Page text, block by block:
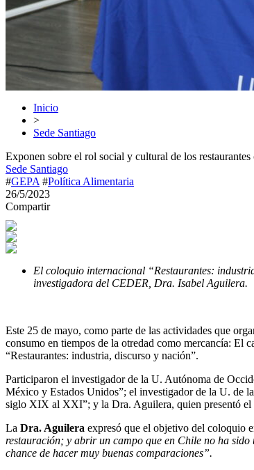
Inicio
>
Sede Santiago
Exponen sobre el rol social y cultural de los
Sede Santiago
#GEPA #Política Alimentaria
26/5/2023
Compartir
El coloquio internacional “Restaurantes:
investigadora del CEDER, Dra. Isabel Aguilera.
Este 25 de mayo, como parte de las actividades que
consumo en tiempos de la otredad como mercancía: El
“Restaurantes: industria, discurso y nación”.
Participaron el investigador de la U. Autónoma de
México y Estados Unidos”; el investigador de la U. de
siglo XIX al XXI”; y la Dra. Aguilera, quien presentó el
La Dra. Aguilera expresó que el objetivo del coloquio
restauración; y abrir un campo que en Chile no ha
chance de hacer muy buenas comparaciones”.